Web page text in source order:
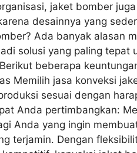
jaket bomber
desainnya yang
Ada banyak alasan
solusi yang paling tepat
beberapa
Memilih jasa konveksi
sesuai dengan
Anda pertimbangkan:
Anda yang ingin
terjamin. Dengan